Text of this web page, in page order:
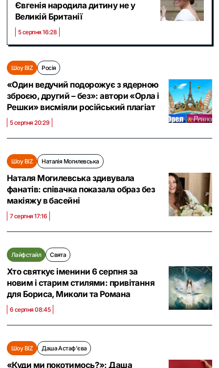
Євгенія народила дитину не у
Великій Британії
5 серпня 16:28
Шоу BIZ Росія
«Один ведучий подорожує з ядерною
зброєю, другий – без»: автори «Орла і
Решки» висміяли російський плагіат
5 серпня 20:29
Шоу BIZ Наталія Могилевська
Наталя Могилевська здивувала
фанатів: співачка показала образ без
макіяжу в басейні
7 серпня 17:16
Лайфстайл Свята
Хто святкує іменини 6 серпня за
новим і старим стилями: привітання
для Бориса, Миколи та Романа
6 серпня 08:45
Шоу BIZ Даша Астаф'єва
«Куди ми покотимось?»: Даша